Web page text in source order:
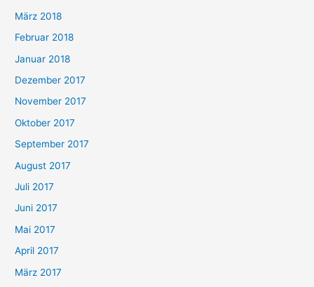
März 2018
Februar 2018
Januar 2018
Dezember 2017
November 2017
Oktober 2017
September 2017
August 2017
Juli 2017
Juni 2017
Mai 2017
April 2017
März 2017